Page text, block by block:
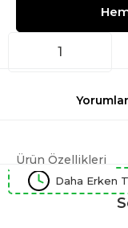
Yorumlar
Ürün Özellikleri
Daha Erken